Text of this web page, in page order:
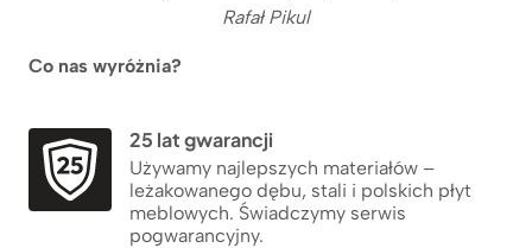
Rafał Pikul
Co nas wyróżnia?
25 lat gwarancji
Używamy najlepszych materiałów –
leżakowanego dębu, stali i polskich płyt
meblowych. Świadczymy serwis
pogwarancyjny.